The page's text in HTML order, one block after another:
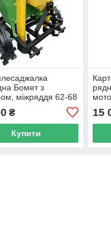
Бомет з
міжряддя 62-68
₴
Купити
15